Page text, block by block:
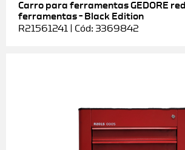
Carro para ferramentas GEDORE red
ferramentas – Black Edition
R21561241 | Cód: 3369842